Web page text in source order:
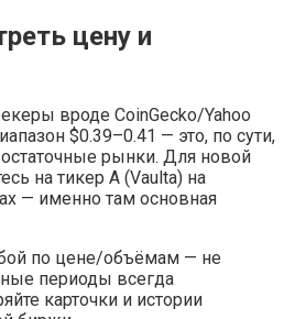
цену и
вроде CoinGecko/Yahoo
$0.39–0.41 — это, по сути,
рынки. Для новой
на тикер A (Vaulta) на
— именно там основная
по цене/объёмам — не
периоды всегда
карточки и истории